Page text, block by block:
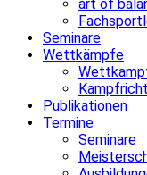
art of
Seminare
Wettkämpfe
Publikationen
Termine
Seminare